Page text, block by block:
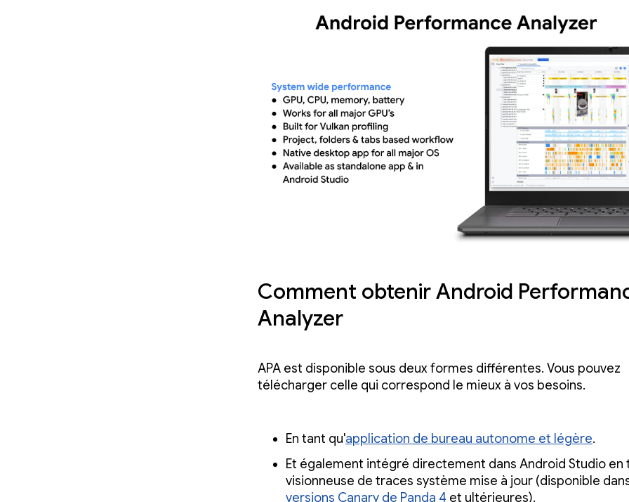
Comment obtenir Android
Analyzer
APA est disponible sous deux formes différentes. Vous pouvez
télécharger celle qui correspond le mieux à vos besoins.
En tant qu'application de bureau autonome et légère.
Et également intégré directement dans Android Studio en
visionneuse de traces système mise à jour (disponible
versions Canary de Panda 4 et ultérieures).